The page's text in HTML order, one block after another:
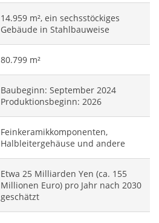
14.959 m², ein sechsstöckiges
Gebäude in Stahlbauweise
80.799 m²
Baubeginn: September 2024
Produktionsbeginn: 2026
Feinkeramikkomponenten,
Halbleitergehäuse und andere
Etwa 25 Milliarden Yen (ca. 155
Millionen Euro) pro Jahr nach 2030
geschätzt